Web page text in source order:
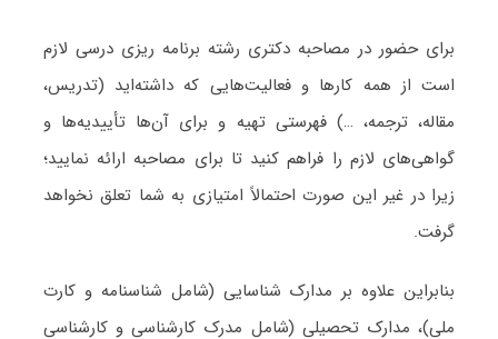
برای حضور در مصاحبه دکتری رشته برنامه ‌ریزی درسی لازم
است از همه کارها و فعالیت‌هایی که داشته‌اید (تدریس،
مقاله، ترجمه، …) فهرستی تهیه و برای آن‌ها تأییدیه‌ها و
گواهی‌های لازم را فراهم کنید تا برای مصاحبه ارائه نمایید؛
زیرا در غیر این صورت احتمالاً امتیازی به شما تعلق نخواهد
گرفت.
بنابراین علاوه بر مدارک شناسایی (شامل شناسنامه و کارت
ملی)، مدارک تحصیلی (شامل مدرک کارشناسی و کارشناسی